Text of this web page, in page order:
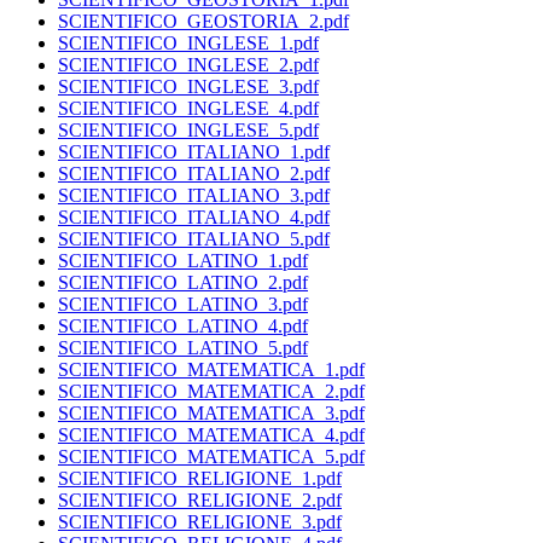
SCIENTIFICO_GEOSTORIA_2.pdf
SCIENTIFICO_INGLESE_1.pdf
SCIENTIFICO_INGLESE_2.pdf
SCIENTIFICO_INGLESE_3.pdf
SCIENTIFICO_INGLESE_4.pdf
SCIENTIFICO_INGLESE_5.pdf
SCIENTIFICO_ITALIANO_1.pdf
SCIENTIFICO_ITALIANO_2.pdf
SCIENTIFICO_ITALIANO_3.pdf
SCIENTIFICO_ITALIANO_4.pdf
SCIENTIFICO_ITALIANO_5.pdf
SCIENTIFICO_LATINO_1.pdf
SCIENTIFICO_LATINO_2.pdf
SCIENTIFICO_LATINO_3.pdf
SCIENTIFICO_LATINO_4.pdf
SCIENTIFICO_LATINO_5.pdf
SCIENTIFICO_MATEMATICA_1.pdf
SCIENTIFICO_MATEMATICA_2.pdf
SCIENTIFICO_MATEMATICA_3.pdf
SCIENTIFICO_MATEMATICA_4.pdf
SCIENTIFICO_MATEMATICA_5.pdf
SCIENTIFICO_RELIGIONE_1.pdf
SCIENTIFICO_RELIGIONE_2.pdf
SCIENTIFICO_RELIGIONE_3.pdf